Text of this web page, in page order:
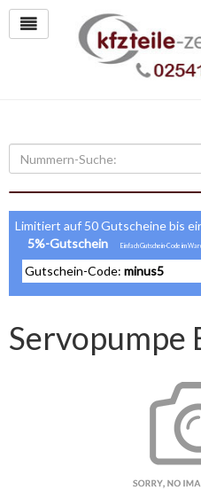
Limitiert auf 50 Gutscheine bis
5%-Gutschein
Gutschein-Code: minus5
Servopumpe